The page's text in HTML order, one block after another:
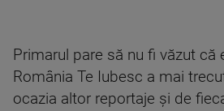
Primarul pare să nu fi văzut că
România Te Iubesc a mai
ocazia altor reportaje și de